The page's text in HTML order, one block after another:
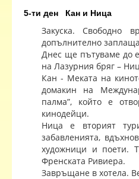
5-ти ден Кан и Ница
Закуска. Свободно
допълнително
Днес ще пътуваме до
на Лазурния бряг –
Кан - Меката на
домакин на
палма”, който е
кинодейци.
Ница е вторият
забавленията,
художници и поети.
Френската Ривиера.
Завръщане в хотела.